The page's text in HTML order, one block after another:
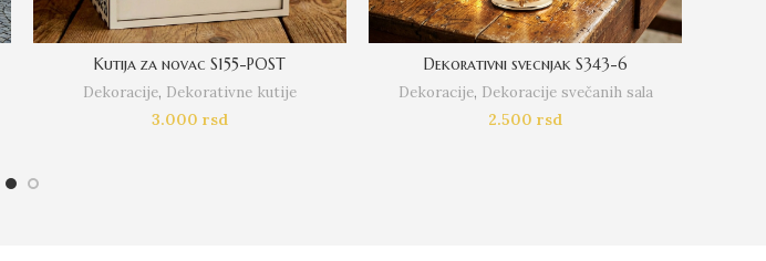
Kutija za novac S155-POST
Dekoracije, Dekorativne kutije
3.000 rsd
Dekorativni svecnjak S343-6
Dekoracije, Dekoracije svečanih sala
2.500 rsd